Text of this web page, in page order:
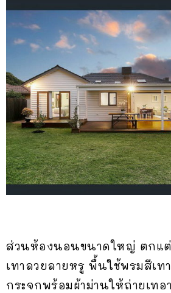
ส่วนห้องนอนขนาดใหญ่ ตกแต่
เทาลวยลายหรู พื้นใช้พรมสีเท
กระจกพร้อมผ้าม่านให้ถ่ายเทอ